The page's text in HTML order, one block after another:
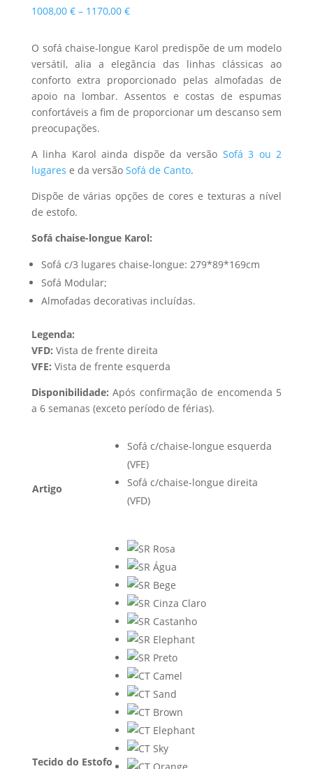
1008,00 € – 1170,00 €Price
1008,00 €
through
1170,00 €
O sofá chaise-longue Karol predispõe de um modelo
versátil, alia a elegância das linhas clássicas ao
conforto extra proporcionado pelas almofadas de
apoio na lombar. Assentos e costas de espumas
confortáveis a fim de proporcionar um descanso sem
preocupações.
A linha Karol ainda dispõe da versão Sofá 3 ou 2
lugares e da versão Sofá de Canto.
Dispõe de várias opções de cores e texturas a nível
de estofo.
Sofá chaise-longue Karol:
Sofá c/3 lugares chaise-longue: 279*89*169cm
Sofá Modular;
Almofadas decorativas incluídas.
Legenda:
VFD: Vista de frente direita
VFE: Vista de frente esquerda
Disponibilidade: Após confirmação de encomenda 5
a 6 semanas (exceto período de férias).
Artigo
Sofá c/chaise-longue esquerda
(VFE)
Sofá c/chaise-longue direita
(VFD)
Tecido do Estofo